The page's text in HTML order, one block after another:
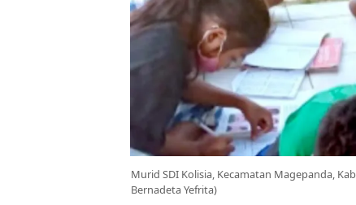
Murid SDI Kolisia, Kecamatan Magepanda,
Bernadeta Yefrita)